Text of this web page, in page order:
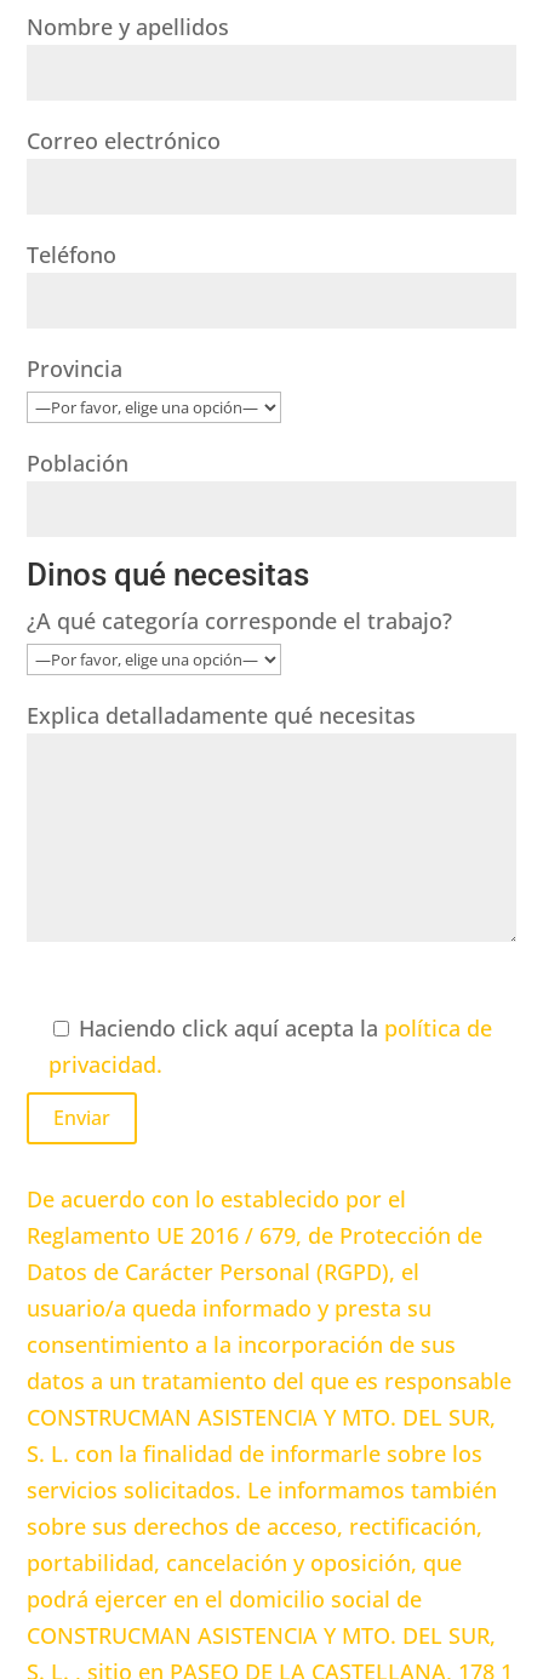
Nombre y apellidos
Correo electrónico
Teléfono
Provincia
Población
Dinos qué necesitas
¿A qué categoría corresponde el trabajo?
Explica detalladamente qué necesitas
Haciendo click aquí acepta la política de
privacidad.
De acuerdo con lo establecido por el
Reglamento UE 2016 / 679, de Protección de
Datos de Carácter Personal (RGPD), el
usuario/a queda informado y presta su
consentimiento a la incorporación de sus
datos a un tratamiento del que es responsable
CONSTRUCMAN ASISTENCIA Y MTO. DEL SUR,
S. L. con la finalidad de informarle sobre los
servicios solicitados. Le informamos también
sobre sus derechos de acceso, rectificación,
portabilidad, cancelación y oposición, que
podrá ejercer en el domicilio social de
CONSTRUCMAN ASISTENCIA Y MTO. DEL SUR,
S. L. , sitio en PASEO DE LA CASTELLANA, 178 1